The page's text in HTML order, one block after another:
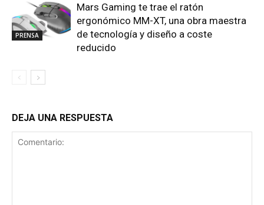
PRENSA
Mars Gaming te trae el ratón
ergonómico MM-XT, una obra maestra
de tecnología y diseño a coste
reducido
DEJA UNA RESPUESTA